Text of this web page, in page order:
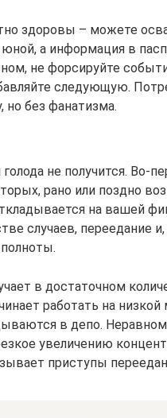
здоровы – можете
а информация в
не форсируйте
следующую.
но без фанатизма.
не получится. Во-
рано или поздно
на вашей
случаев, переедание
в достаточном
работать на
в депо.
увеличению
приступы